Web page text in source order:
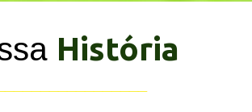
História